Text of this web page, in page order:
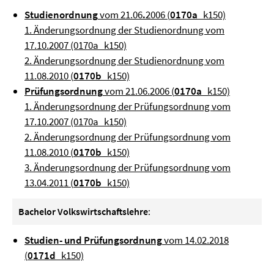
Studienordnungvom 21.06.2006 (0170a _k150)
1. Änderungsordnung der Studienordnung vom
17.10.2007 (0170a_k150)
2. Änderungsordnung der Studienordnung vom
11.08.2010 (0170b _k150)
Prüfungsordnungvom 21.06.2006 (0170a _k150)
1. Änderungsordnung der Prüfungsordnung vom
17.10.2007 (0170a_k150)
2. Änderungsordnung der Prüfungsordnung vom
11.08.2010 (0170b _k150)
3. Änderungsordnung der Prüfungsordnung vom
13.04.2011 (0170b _k150)
Bachelor Volkswirtschaftslehre:
Studien- und Prüfungsordnungvom 14.02.2018
(0171d _k150)